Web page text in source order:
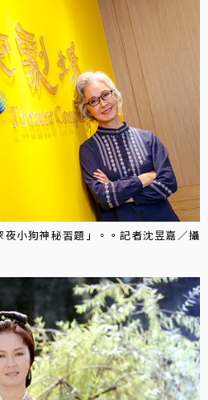
小狗神秘習題」。。記者沈昱嘉／攝